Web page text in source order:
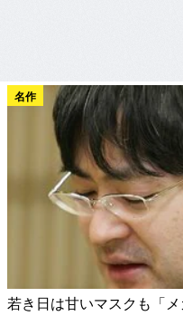
名作
若き日は甘いマスクも「